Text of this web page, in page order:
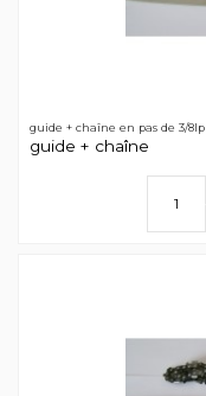
guide + chaîne en pas de 3/8lp
guide + chaîne